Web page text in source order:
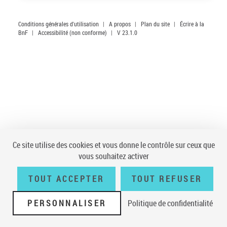
Conditions générales d'utilisation | A propos | Plan du site |
Écrire à la
BnF | Accessibilité (non conforme) | V 23.1.0
Ce site utilise des cookies et vous donne le contrôle sur ceux que
vous souhaitez activer
TOUT ACCEPTER TOUT REFUSER
PERSONNALISER Politique de confidentialité